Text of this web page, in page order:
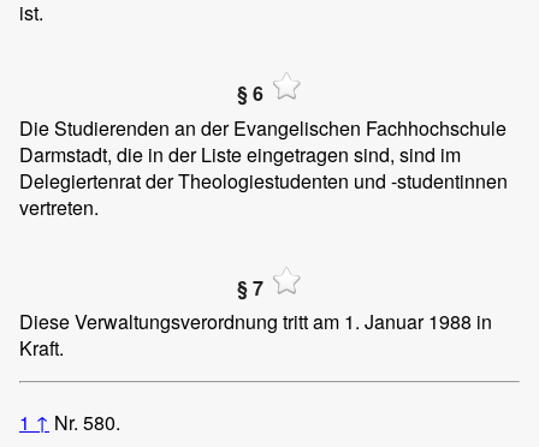
ist.
§ 6
Die Studierenden an der Evangelischen Fachhochschule
Darmstadt, die in der Liste eingetragen sind, sind im
Delegiertenrat der Theologiestudenten und -studentinnen
vertreten.
§ 7
Diese Verwaltungsverordnung tritt am 1. Januar 1988 in
Kraft.
1 ↑ Nr. 580.